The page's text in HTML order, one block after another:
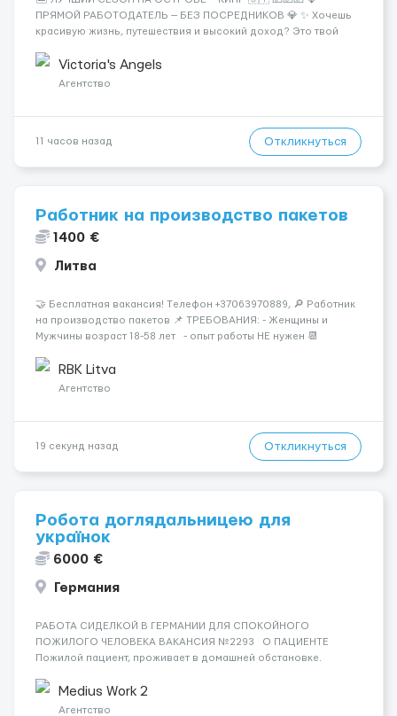
ПРЯМОЙ РАБОТОДАТЕЛЬ — БЕЗ ПОСРЕДНИКОВ 💎 ✨ Хочешь
красивую жизнь, путешествия и высокий доход? Это твой
Опытная команда с годами практики — Стабильный поток
клиентов (без ...
Victoria's Angels
Агентство
11 часов назад Откликнуться
Работник на производство пакетов
1400 €
Литва
🤝 Бесплатная вакансия! Tелефон +37063970889, 🔎 Работник
на производство пакетов 📌 ТРЕБОВАНИЯ: - Женщины и
Мужчины возраст 18-58 лет - опыт работы НЕ нужен 📆
должности), смены по 11-12 часов 💳 ОПЛАТА ...
RBK Litva
Агентство
19 секунд назад Откликнуться
Робота доглядальницею для
українок
6000 €
Германия
РАБОТА СИДЕЛКОЙ В ГЕРМАНИИ ДЛЯ СПОКОЙНОГО
ПОЖИЛОГО ЧЕЛОВЕКА ВАКАНСИЯ №2293 О ПАЦИЕНТЕ
Пожилой пациент, проживает в домашней обстановке.
сложных состояний. СОСТОЯНИЕ И УХОД Необходим
базовый уход и помощь в повседне...
Medius Work 2
Агентство